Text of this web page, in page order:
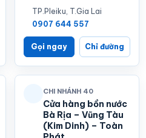
TP.Pleiku, T.Gia Lai
0907 644 557
Gọi ngay Chỉ đường
CHI NHÁNH 40
Cửa hàng bồn nước
Bà Rịa – Vũng Tàu
(Kim Dinh) – Toàn